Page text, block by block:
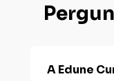
A Edune